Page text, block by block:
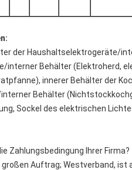
der Haushaltselektrogeräte/
interner Behälter (Elektroherd,
innerer Behälter der
Behälter
Sockel des elektrischen
Zahlungsbedingung Ihrer Firma?
großen Auftrag; Westverband, ist